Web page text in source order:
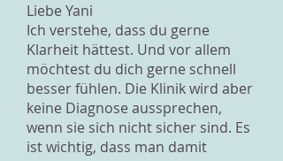
Liebe Yani
Ich verstehe, dass du gerne
Klarheit hättest. Und vor allem
möchtest du dich gerne schnell
besser fühlen. Die Klinik wird aber
keine Diagnose aussprechen,
wenn sie sich nicht sicher sind. Es
ist wichtig, dass man damit